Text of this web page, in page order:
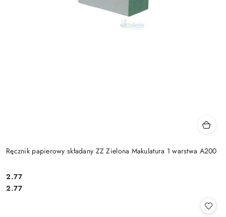
Ręcznik papierowy składany ZZ Zielona Makulatura 1 warstwa A200
Cena:
2.77
Cena:
2.77